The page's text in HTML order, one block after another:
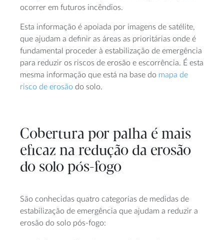
ocorrer em futuros incêndios.
Esta informação é apoiada por imagens de satélite,
que ajudam a definir as áreas as prioritárias onde é
fundamental proceder à estabilização de emergência
para reduzir os riscos de erosão e escorrência. É esta
mesma informação que está na base do mapa de
risco de erosão do solo.
Cobertura por palha é mais
eficaz na redução da erosão
do solo pós-fogo
São conhecidas quatro categorias de medidas de
estabilização de emergência que ajudam a reduzir a
erosão do solo pós-fogo: